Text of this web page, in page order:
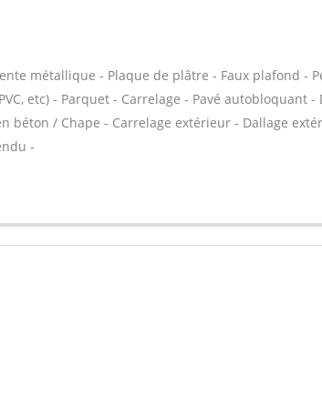
métallique - Plaque de plâtre - Faux plafond -
etc) - Parquet - Carrelage - Pavé autobloquant -
béton / Chape - Carrelage extérieur - Dallage
-